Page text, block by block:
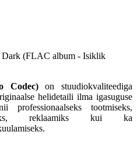
(FLAC album - Isiklik
Codec) on
helidetaili ilma
professionaalseks
reklaamiks kui